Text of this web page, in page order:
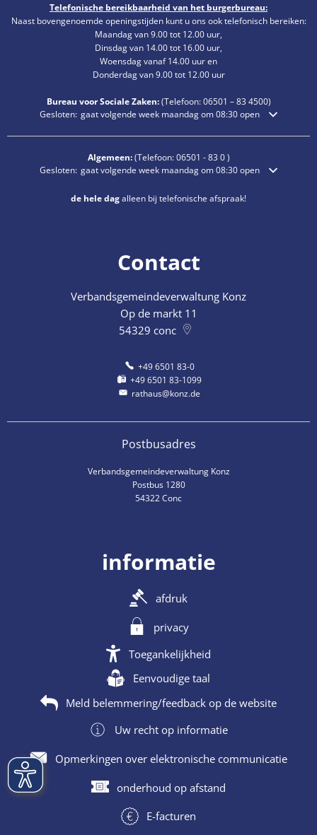
Telefonische bereikbaarheid van het burgerbureau:
Naast bovengenoemde openingstijden kunt u ons ook telefonisch bereiken:
Maandag van 9.00 tot 12.00 uur,
Dinsdag van 14.00 tot 16.00 uur,
Woensdag vanaf 14.00 uur en
Donderdag van 9.00 tot 12.00 uur
Bureau voor Sociale Zaken:(Telefoon:06501 – 834500)
Klik om extra openings- of sluitingstijden te verbergen
Gesloten: gaat volgende week maandag om 08:30 open
Algemeen:(Telefoon:06501 - 83 0)
Klik om extra openings- of sluitingstijden te verbergen
Gesloten: gaat volgende week maandag om 08:30 open
de hele dagalleen bij telefonische afspraak!
Contact
Verbandsgemeindeverwaltung Konz
Op de markt 11
54329 conc
+49 6501 83-0
+49 6501 83-1099
rathaus@konz.de
Postbusadres
Verbandsgemeindeverwaltung Konz
Postbus 1280
54322 Conc
informatie
afdruk
privacy
Toegankelijkheid
Eenvoudige taal
Meld belemmering/feedback op de website
Uw recht op informatie
Opmerkingen over elektronische communicatie
onderhoud op afstand
E-facturen